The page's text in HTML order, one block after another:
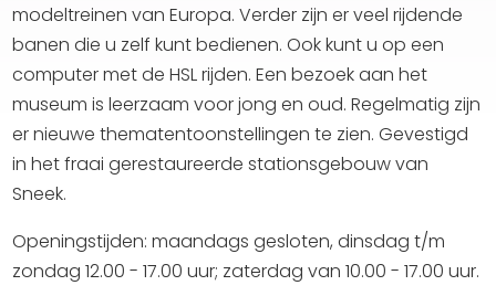
modeltreinen van Europa. Verder zijn er veel rijdende
banen die u zelf kunt bedienen. Ook kunt u op een
computer met de HSL rijden. Een bezoek aan het
museum is leerzaam voor jong en oud. Regelmatig zijn
er nieuwe thematentoonstellingen te zien. Gevestigd
in het fraai gerestaureerde stationsgebouw van
Sneek.
Openingstijden: maandags gesloten, dinsdag t/m
zondag 12.00 - 17.00 uur; zaterdag van 10.00 - 17.00 uur.